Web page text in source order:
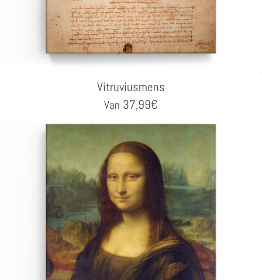
Vitruviusmens
Van 37,99€